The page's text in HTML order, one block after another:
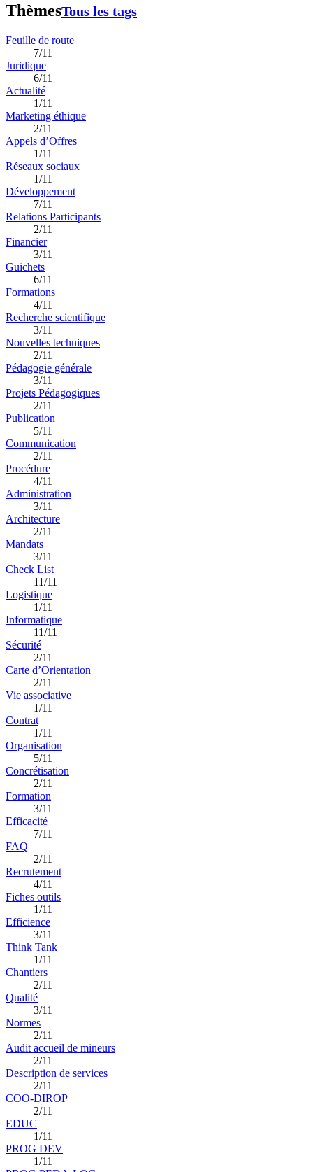
ThèmesTous les tags
Feuille de route
7/11
Juridique
6/11
Actualité
1/11
Marketing éthique
2/11
Appels d’Offres
1/11
Réseaux sociaux
1/11
Développement
7/11
Relations Participants
2/11
Financier
3/11
Guichets
6/11
Formations
4/11
Recherche scientifique
3/11
Nouvelles techniques
2/11
Pédagogie générale
3/11
Projets Pédagogiques
2/11
Publication
5/11
Communication
2/11
Procédure
4/11
Administration
3/11
Architecture
2/11
Mandats
3/11
Check List
11/11
Logistique
1/11
Informatique
11/11
Sécurité
2/11
Carte d’Orientation
2/11
Vie associative
1/11
Contrat
1/11
Organisation
5/11
Concrétisation
2/11
Formation
3/11
Efficacité
7/11
FAQ
2/11
Recrutement
4/11
Fiches outils
1/11
Efficience
3/11
Think Tank
1/11
Chantiers
2/11
Qualité
3/11
Normes
2/11
Audit accueil de mineurs
2/11
Description de services
2/11
COO-DIROP
2/11
EDUC
1/11
PROG DEV
1/11